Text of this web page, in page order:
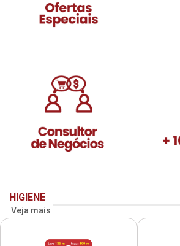
HIGIENE
Veja mais